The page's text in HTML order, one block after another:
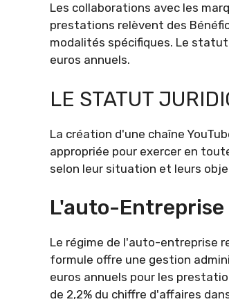
Les collaborations avec les
prestations relèvent des
modalités spécifiques. Le
euros annuels.
LE STATUT
La création d'une chaîne
appropriée pour exercer en
selon leur situation et leurs
L'auto-Entreprise
Le régime de l'auto-entreprise
formule offre une gestion
euros annuels pour les
de 2,2% du chiffre d'affaires